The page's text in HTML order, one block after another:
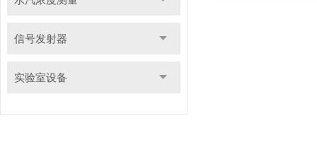
信号发射器
实验室设备